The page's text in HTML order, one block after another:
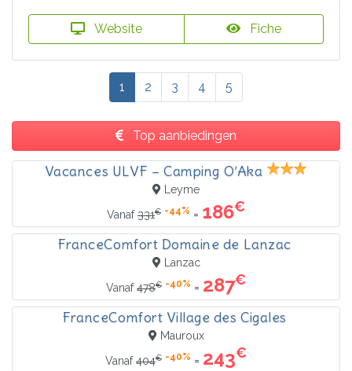
Website Fiche
1 2 3 4 5
Top aanbiedingen
Vacances ULVF – Camping O’Aka
Leyme
Vanaf331€ -44% = 186€
FranceComfort Domaine de Lanzac
Lanzac
Vanaf478€ -40% = 287€
FranceComfort Village des Cigales
Mauroux
Vanaf404€ -40% = 243€